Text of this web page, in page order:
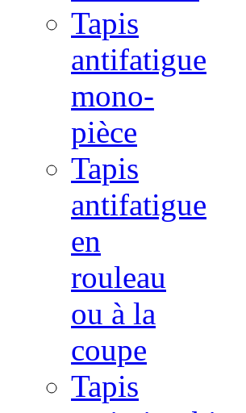
Tapis
antifatigue
mono-
pièce
Tapis
antifatigue
en
rouleau
ou à la
coupe
Tapis